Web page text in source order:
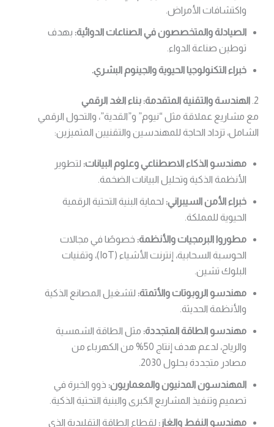
واكتشافات الأمراض.
الصيادلة والمتخصصون في الصناعات الدوائية: بهدف
توطين صناعة الدواء.
خبراء التكنولوجيا الحيوية والجينوم البشري.
2. الهندسة والتقنية المتقدمة: بناء الغد الرقمي
مع مشاريع عملاقة مثل “نيوم” و”القدية”، والتحول الرقمي
الشامل، تزداد الحاجة للمهندسين والتقنيين المتميزين:
مهندسو الذكاء الاصطناعي وعلوم البيانات: لتطوير
الأنظمة الذكية وتحليل البيانات الضخمة.
خبراء الأمن السيبراني: لحماية البنية التحتية الرقمية
الحيوية للمملكة.
مطوروا البرمجيات والأنظمة: خصوصًا في مجالات
الحوسبة السحابية، إنترنت الأشياء (IoT)، وتقنيات
البلوك تشين.
مهندسو الروبوتات والأتمتة: لتشغيل المصانع الذكية
والأنظمة الحديثة.
مهندسو الطاقة المتجددة: مثل الطاقة الشمسية
والرياح، لدعم هدف إنتاج 50% من الكهرباء من
مصادر متجددة بحلول 2030.
المهندسون المدنيون والمعماريون: ذوو الخبرة في
تصميم وتنفيذ المشاريع الكبرى والبنية التحتية الذكية.
مهندسو النفط والغاز: لقطاع الطاقة التقليدية الذي